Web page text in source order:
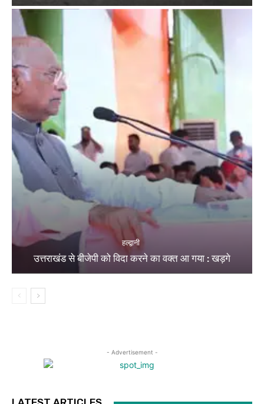
हल्द्वानी
उत्तराखंड से बीजेपी को विदा करने का वक्त आ गया : खड़गे
- Advertisement -